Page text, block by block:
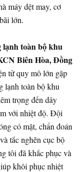
máy dệt may, cơ
lớn.
toàn bộ khu
Biên Hòa, Đồng
tử quy mô lớn gặp
lạnh toàn bộ khu
trọng đến dây
với nhiệt độ. Đội
có mặt, chẩn đoán
tắc nghẽn cục bộ
tôi đã khắc phục và
khôi phục nhiệt